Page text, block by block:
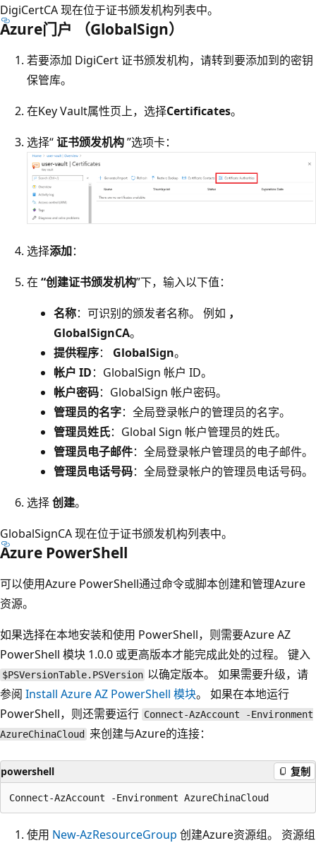
DigiCertCA 现在位于证书颁发机构列表中。
Azure门户 （GlobalSign）
若要添加 DigiCert 证书颁发机构，请转到要添加到的密钥
保管库。
在Key Vault属性页上，选择Certificates。
选择“证书颁发机构”选项卡：
选择添加：
在 “创建证书颁发机构”下，输入以下值：
名称：可识别的颁发者名称。 例如 ，
GlobalSignCA。
提供程序： GlobalSign。
帐户 ID：GlobalSign 帐户 ID。
帐户密码：GlobalSign 帐户密码。
管理员的名字：全局登录帐户的管理员的名字。
管理员姓氏：Global Sign 帐户管理员的姓氏。
管理员电子邮件：全局登录帐户管理员的电子邮件。
管理员电话号码：全局登录帐户的管理员电话号码。
选择创建。
GlobalSignCA 现在位于证书颁发机构列表中。
Azure PowerShell
可以使用Azure PowerShell通过命令或脚本创建和管理Azure
资源。
如果选择在本地安装和使用 PowerShell，则需要Azure AZ
PowerShell 模块 1.0.0 或更高版本才能完成此处的过程。 键入
$PSVersionTable.PSVersion 以确定版本。 如果需要升级，请
参阅 Install Azure AZ PowerShell 模块。 如果在本地运行
PowerShell，则还需要运行 Connect-AzAccount -Environment
AzureChinaCloud
来创建与Azure的连接：
powershell 复制
使用 New-AzResourceGroup 创建Azure资源组。 资源组